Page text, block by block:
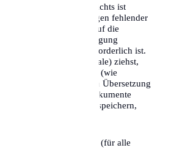
sorgfältig vor. Nichts ist
abgelehnter Termin wegen fehlender
wird besonders auf die
Wohnungsgeberbestätigung
gesetzlich zwingend erforderlich ist.
Ausland nach Halle (Saale) ziehst,
ausländische Urkunden (wie
oft in einer beglaubigten Übersetzung
Wir empfehlen, alle Dokumente
dem Smartphone zu speichern,
entstehen.
oder Reisepass (für alle